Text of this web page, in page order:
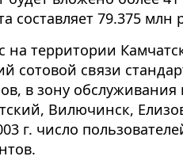
составляет 79.375 млн
на территории
сотовой связи
в зону обслуживания
Вилючинск,
г. число